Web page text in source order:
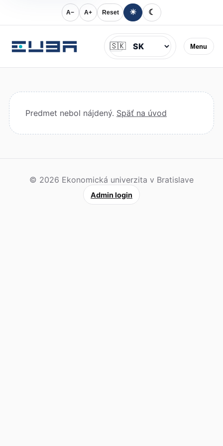
A− A+ Reset ☀ ☾
Menu
Jazyk
🇸🇰
Predmet nebol nájdený. Späť na úvod
© 2026 Ekonomická univerzita v Bratislave
Admin login